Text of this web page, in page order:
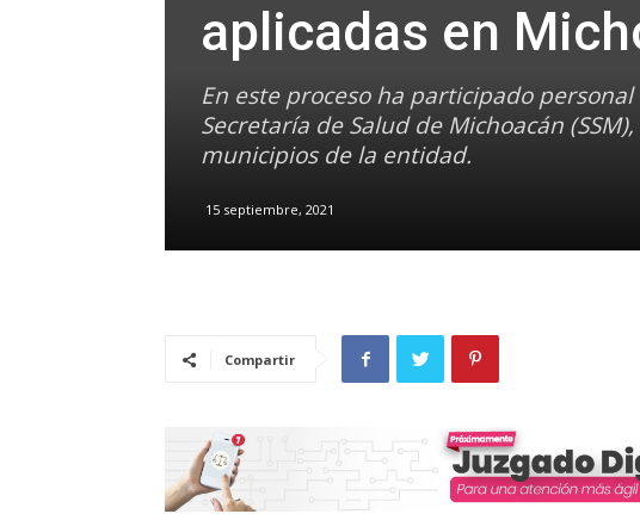
aplicadas en
En este proceso ha participado
Secretaría de Salud de Michoacán
municipios de la entidad.
15 septiembre, 2021
Compartir